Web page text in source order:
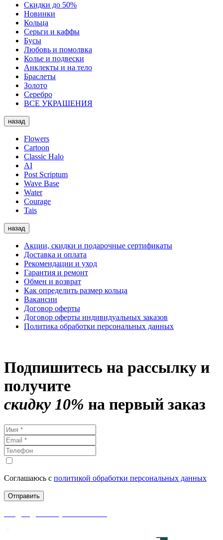
Скидки до 50%
Новинки
Кольца
Серьги и каффы
Бусы
Любовь и помолвка
Колье и подвески
Анклекты и на тело
Браслеты
Золото
Серебро
ВСЕ УКРАШЕНИЯ
назад
Flowers
Cartoon
Classic Halo
AI
Post Scriptum
Wave Base
Water
Courage
Tais
назад
Акции, скидки и подарочные сертификаты
Доставка и оплата
Рекомендации и уход
Гарантия и ремонт
Обмен и возврат
Как определить размер кольца
Вакансии
Договор оферты
Договор оферты индивидуальных заказов
Политика обработки персональных данных
Подпишитесь на рассылку и
получите
скидку 10% на первый заказ
Соглашаюсь с политикой обработки персональных данных